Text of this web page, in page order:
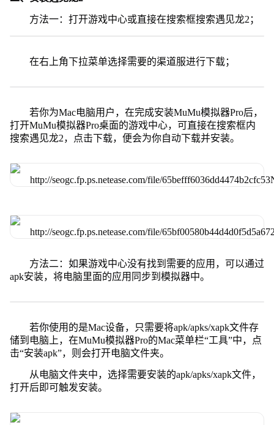
方法一：打开游戏中心或直接在搜索框搜索遇见龙2；
在右上角下拉菜单选择需要的渠道服进行下载；
若你为Mac电脑用户，在完成安装MuMu模拟器Pro后，
打开MuMu模拟器Pro桌面的游戏中心，可直接在搜索框内
搜索遇见龙2，点击下载，便会为你自动下载并安装。
方法二：如果游戏中心没有找到需要的应用，可以通过
apk安装，将电脑里面的应用同步到模拟器中。
若你使用的是Mac设备，只需要将apk/apks/xapk文件存
储到电脑上，在MuMu模拟器Pro的Mac菜单栏“工具”中，点
击“安装apk”，则会打开电脑文件夹。
从电脑文件夹中，选择需要安装的apk/apks/xapk文件，
打开后即可触发安装。